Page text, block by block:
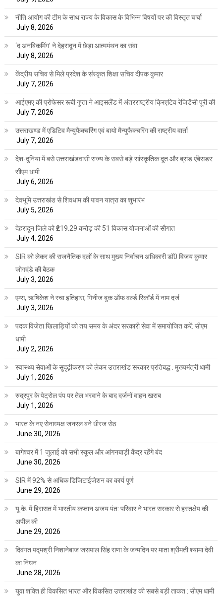
नीति आयोग की टीम के साथ राज्य के विकास के विभिन्न विषयों पर की विस्तृत चर्चा
July 8, 2026
‘द अनबिकमिंग’ ने देहरादून में छेड़ा आत्ममंथन का संवा
July 8, 2026
केंद्रीय सचिव से मिले प्रदेश के संस्कृत शिक्षा सचिव दीपक कुमार
July 7, 2026
आईएमए की प्रोफेसर रूबी गुप्ता ने आइसलैंड में अंतरराष्ट्रीय क्रिएटिव रेजिडेंसी पूरी की
July 7, 2026
उत्तराखण्ड में एडिटिव मैन्युफैक्चरिंग एवं बायो मैन्युफैक्चरिंग की राष्ट्रीय वार्ता
July 7, 2026
देश-दुनिया में बसे उत्तराखंडवासी राज्य के सबसे बड़े सांस्कृतिक दूत और ब्रांड एंबेसडर:
सीएम धामी
July 6, 2026
देवभूमि उत्तराखंड से शिवधाम की पावन यात्रा का शुभारंभ
July 5, 2026
देहरादून जिले को ₹219.29 करोड़ की 51 विकास योजनाओं की सौगात
July 4, 2026
SIR को लेकर की राजनैतिक दलों के साथ मुख्य निर्वाचन अधिकारी डॉ0 विजय कुमार
जोगदंडे की बैठक
July 3, 2026
एम्स, ऋषिकेश ने रचा इतिहास, गिनीज बुक ऑफ वर्ल्ड रिकॉर्ड में नाम दर्ज
July 3, 2026
पदक विजेता खिलाड़ियों को तय समय के अंदर सरकारी सेवा में समायोजित करें: सीएम
धामी
July 2, 2026
स्वास्थ्य सेवाओं के सुदृढ़ीकरण को लेकर उत्तराखंड सरकार प्रतिबद्ध : मुख्यमंत्री धामी
July 1, 2026
रुद्रपुर के पेट्रोल पंप पर तेल भरवाने के बाद दर्जनों वाहन खराब
July 1, 2026
भारत के नए सेनाध्यक्ष जनरल बने धीरज सेठ
June 30, 2026
बागेश्वर में 1 जुलाई को सभी स्कूल और आंगनबाड़ी केंद्र रहेंगे बंद
June 30, 2026
SIR में 92% से अधिक डिजिटाईजेशन का कार्य पूर्ण
June 29, 2026
यू.के. में हिरासत में भारतीय कप्तान अजय पंत: परिवार ने भारत सरकार से हस्तक्षेप की
अपील की
June 29, 2026
दिवंगत पद्मश्री निशानेबाज जसपाल सिंह राणा के जन्मदिन पर माता श्रीमती श्यामा देवी
का निधन
June 28, 2026
युवा शक्ति ही विकसित भारत और विकसित उत्तराखंड की सबसे बड़ी ताकत : सीएम धामी